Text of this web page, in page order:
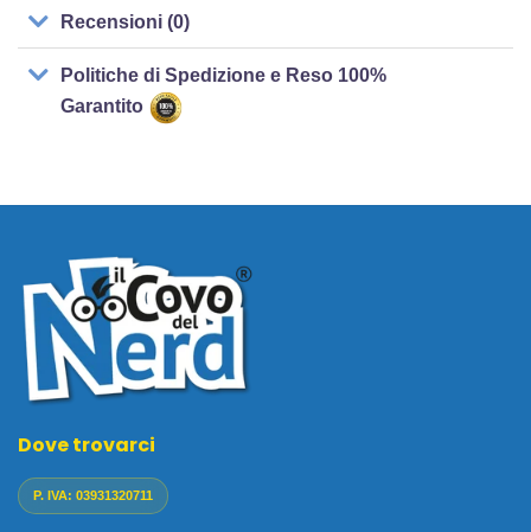
Recensioni (0)
Politiche di Spedizione e Reso 100%
Garantito
Dove trovarci
P. IVA: 03931320711